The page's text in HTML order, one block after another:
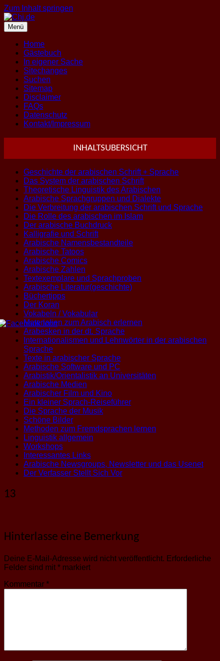
Zum Inhalt springen
Menü
Home
Gästebuch
In eigener Sache
Sitechanges
Suchen
Sitemap
Disclaimer
FAQs
Datenschutz
Kontakt/Impressum
INHALTSUBERSICHT
Geschichte der arabischen Schrift + Sprache
Das System der arabischen Schrift
Theoretische Linguistik des Arabischen
Arabische Sprachgruppen und Dialekte
Die Verbreitung der arabischen Schrift und Sprache
Die Rolle des arabischen im Islam
Der arabische Buchdruck
Kalligrafie und Schrift
Arabische Namensbestandteile
Arabische Tatoos
Arabische Comics
Arabische Zahlen
Textexemplare und Sprachproben
Arabische Literatur(geschichte)
Büchertipps
Der Koran
Vokabeln / Vokabular
Materialien zum Arabisch erlernen
Arabesken in der dt. Sprache
Internationalismen und Lehnwörter in der arabischen
Sprache
Texte in arabischer Sprache
Arabische Software und PC
Arabistik/Orientalistik an Universitäten
Arabische Medien
Arabischer Film und Kino
Ein kleiner Sprach-Reiseführer
Die Sprache der Musik
Schöne Bilder
Methoden zum Fremdsprachen lernen
Linguistik allgemein
Workshops
Interessantes Links
Arabische Newsgroups, Newsletter und das Usenet
Der Verfasser Stellt Sich Vor
13
Hinterlasse eine Bemerkung
Deine E-Mail-Adresse wird nicht veröffentlicht. Erforderliche
Felder sind mit * markiert
Kommentar *